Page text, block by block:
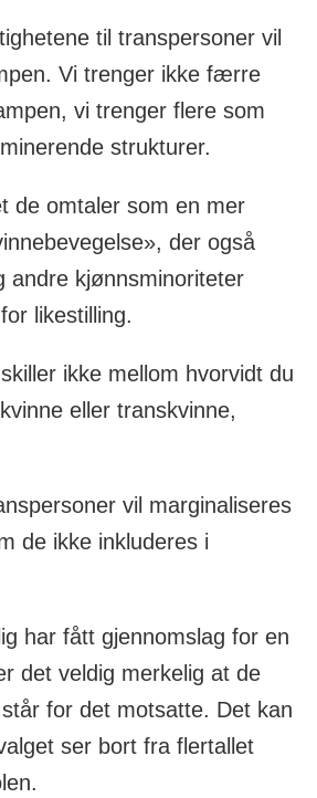
til transpersoner vil
Vi trenger ikke færre
vi trenger flere som
strukturer.
de omtaler som en mer
der også
andre kjønnsminoriteter
likestilling.
ikke mellom hvorvidt du
eller transkvinne,
vil marginaliseres
de ikke inkluderes i
har fått gjennomslag for en
det veldig merkelig at de
for det motsatte. Det kan
ser bort fra flertallet